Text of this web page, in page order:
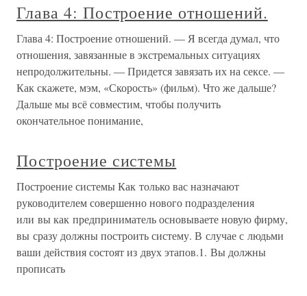
Глава 4: Построение отношений.
Глава 4: Построение отношений. — Я всегда думал, что
отношения, завязанные в экстремальных ситуациях
непродолжительны. — Придется завязать их на сексе. —
Как скажете, мэм, «Скорость» (фильм). Что же дальше?
Дальше мы всё совместим, чтобы получить
окончательное понимание,
Построение системы
Построение системы Как только вас назначают
руководителем совершенно нового подразделения
или вы как предприниматель основываете новую фирму,
вы сразу должны построить систему. В случае с людьми
ваши действия состоят из двух этапов.1. Вы должны
прописать